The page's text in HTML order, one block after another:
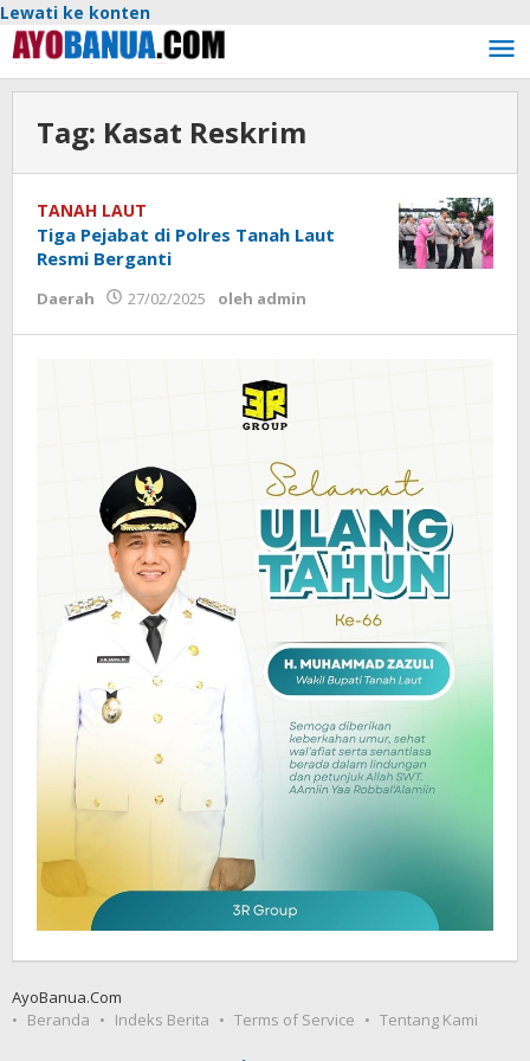
Lewati ke konten
Tag: Kasat Reskrim
TANAH LAUT
Tiga Pejabat di Polres Tanah Laut
Resmi Berganti
Daerah 27/02/2025 oleh admin
AyoBanua.Com
Beranda
Indeks Berita Terms of Service Tentang Kami